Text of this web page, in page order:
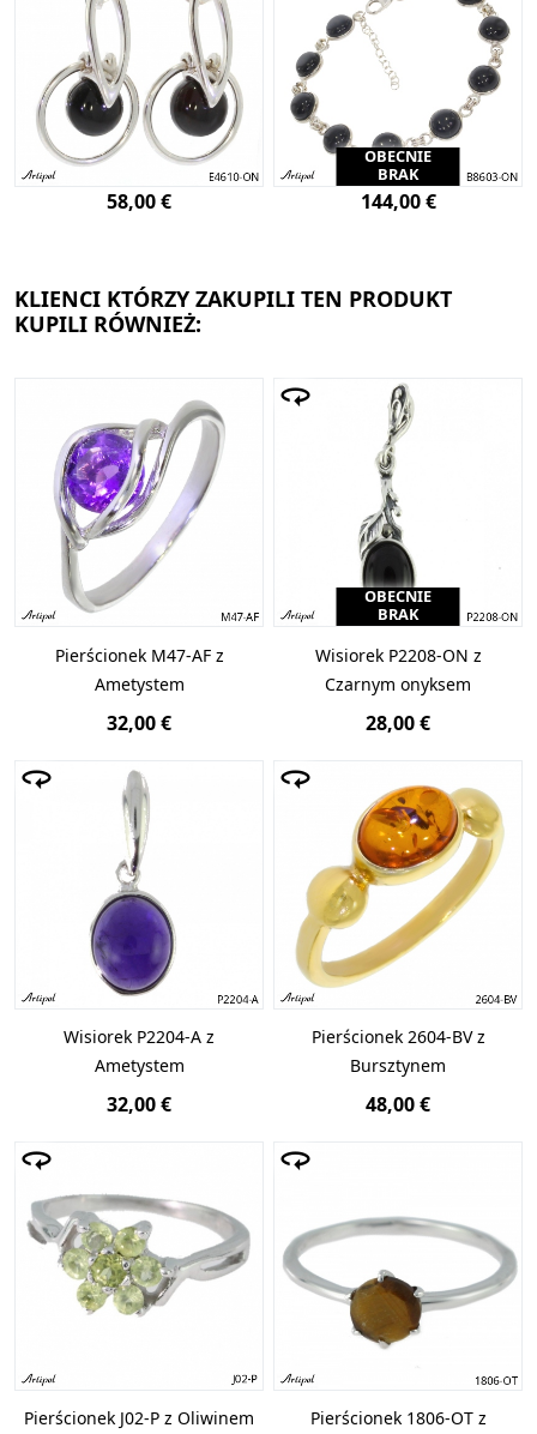
58,00 €
OBECNIE
BRAK
144,00 €
KLIENCI KTÓRZY ZAKUPILI TEN PRODUKT
KUPILI RÓWNIEŻ:
Pierścionek M47-AF z
Ametystem
32,00 €
OBECNIE
BRAK
Wisiorek P2208-ON z
Czarnym onyksem
28,00 €
Wisiorek P2204-A z
Ametystem
32,00 €
Pierścionek 2604-BV z
Bursztynem
48,00 €
Pierścionek J02-P z Oliwinem
Pierścionek 1806-OT z